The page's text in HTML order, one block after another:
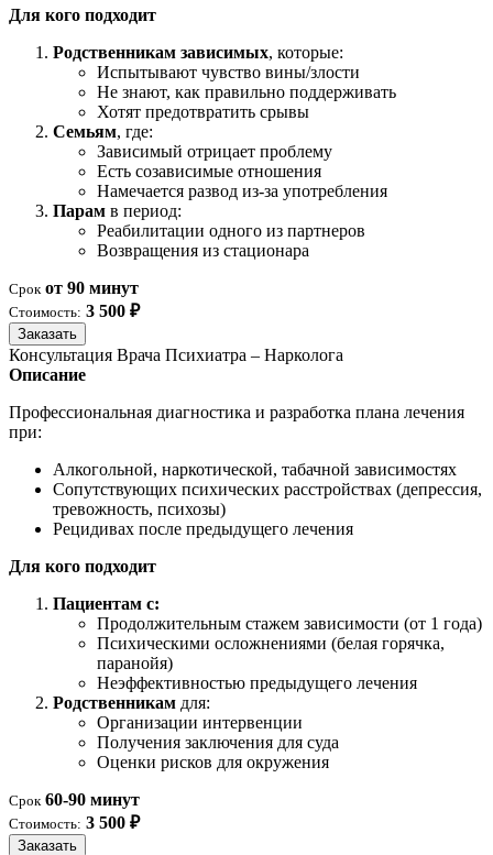
Для кого подходит
Родственникам зависимых, которые:
Испытывают чувство вины/злости
Не знают, как правильно поддерживать
Хотят предотвратить срывы
Семьям, где:
Зависимый отрицает проблему
Есть созависимые отношения
Намечается развод из-за употребления
Парам в период:
Реабилитации одного из партнеров
Возвращения из стационара
Срок от 90 минут
Стоимость: 3 500 ₽
Заказать
Консультация Врача Психиатра – Нарколога
Описание
Профессиональная диагностика и разработка плана лечения
при:
Алкогольной, наркотической, табачной зависимостях
Сопутствующих психических расстройствах (депрессия,
тревожность, психозы)
Рецидивах после предыдущего лечения
Для кого подходит
Пациентам с:
Продолжительным стажем зависимости (от 1 года)
Психическими осложнениями (белая горячка,
паранойя)
Неэффективностью предыдущего лечения
Родственникам для:
Организации интервенции
Получения заключения для суда
Оценки рисков для окружения
Срок 60-90 минут
Стоимость: 3 500 ₽
Заказать